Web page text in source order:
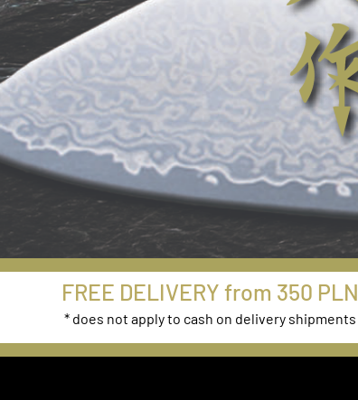
FREE DELIVERY from 350 PLN
* does not apply to cash on delivery shipments